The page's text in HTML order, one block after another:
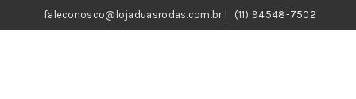
faleconosco@lojaduasrodas.com.br| (11) 94548-7502